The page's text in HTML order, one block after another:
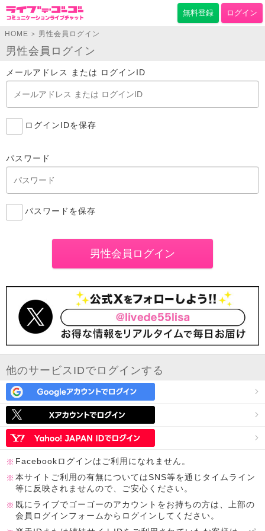
無料登録 ログイン
HOME > 男性会員ログイン
男性会員ログイン
メールアドレス または ログインID
ログインIDを保存
パスワード
パスワードを保存
他のサービスIDでログインする
Facebookログインはご利用になれません。
本サイトご利用の有無についてはSNS等を通じタイムライン
等に反映されませんので、ご安心ください。
既にライブでゴーゴーのアカウントをお持ちの方は、上部の
会員ログインフォームからログインしてください。